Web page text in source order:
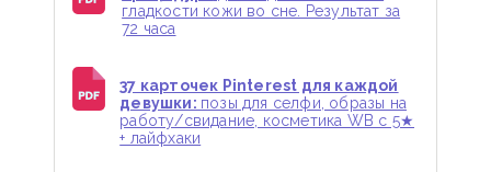
гладкости кожи во сне. Результат за
72 часа
37 карточек Pinterest для каждой
девушки: позы для селфи, образы на
работу/свидание, косметика WB с 5★
+ лайфхаки